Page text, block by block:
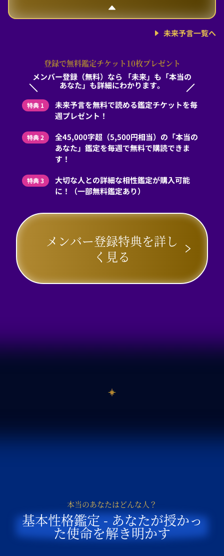
未来予言一覧へ
登録で無料鑑定チケット10枚プレゼント
メンバー登録（無料）なら
「未来」も「本当の
あなた」も詳細にわかります。
特典 1
未来予言を無料で読める鑑定チケットを毎
週プレゼント！
特典 2
全45,000字超（5,500円相当）の「本当の
あなた」鑑定を毎週で無料で購読できま
す！
特典 3
大切な人との詳細な相性鑑定が購入可能
に！（一部無料鑑定あり）
メンバー登録特典を詳し
く見る
本当のあなたはどんな人？
基本性格鑑定 - あなたが授かっ
た使命を解き明かす